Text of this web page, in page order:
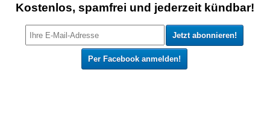
Kostenlos, spamfrei und jederzeit kündbar!
Per Facebook anmelden!